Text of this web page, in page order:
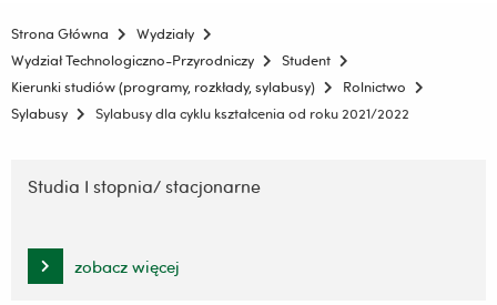
Strona Główna
Wydziały
Wydział Technologiczno-Przyrodniczy
Student
Kierunki studiów (programy, rozkłady, sylabusy)
Rolnictwo
Sylabusy
Sylabusy dla cyklu kształcenia od roku 2021/2022
nawigację
treści
Studia I stopnia/ stacjonarne
zobacz więcej